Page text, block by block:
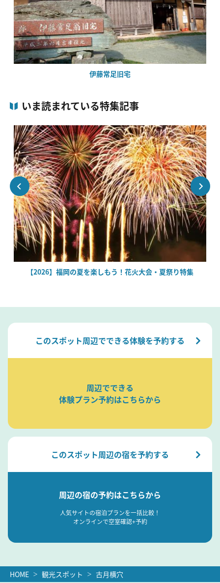
伊藤常足旧宅
いま読まれている特集記事
【2026】福岡の夏を楽しもう！花火大会・夏祭り特集
このスポット周辺でできる体験を予約する
周辺でできる
体験プラン予約はこちらから
このスポット周辺の宿を予約する
周辺の宿の予約はこちらから
人気サイトの宿泊プランを一括比較！
オンラインで空室確認+予約
HOME 観光スポット 古月横穴